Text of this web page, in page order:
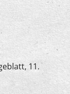
11.